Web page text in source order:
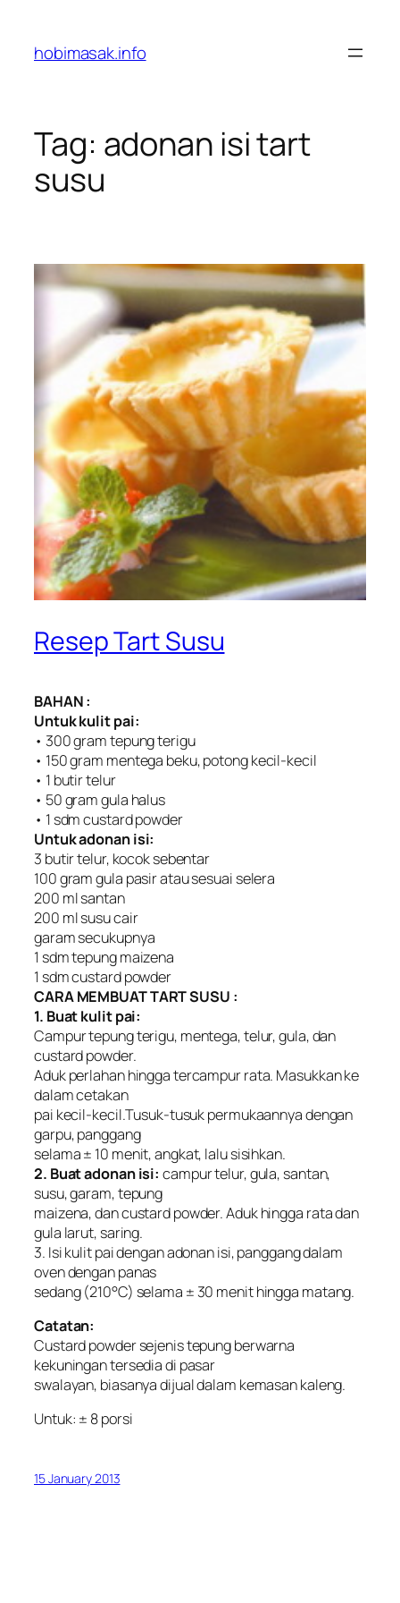
content
hobimasak.info
Tag: adonan isi tart
susu
Resep Tart Susu
BAHAN :
Untuk kulit pai:
• 300 gram tepung terigu
• 150 gram mentega beku, potong kecil-kecil
• 1 butir telur
• 50 gram gula halus
• 1 sdm custard powder
Untuk adonan isi:
3 butir telur, kocok sebentar
100 gram gula pasir atau sesuai selera
200 ml santan
200 ml susu cair
garam secukupnya
1 sdm tepung maizena
1 sdm custard powder
CARA MEMBUAT TART SUSU :
1. Buat kulit pai:
Campur tepung terigu, mentega, telur, gula, dan
custard powder.
Aduk perlahan hingga tercampur rata. Masukkan ke
dalam cetakan
pai kecil-kecil.Tusuk-tusuk permukaannya dengan
garpu, panggang
selama ± 10 menit, angkat, lalu sisihkan.
2. Buat adonan isi: campur telur, gula, santan,
susu, garam, tepung
maizena, dan custard powder. Aduk hingga rata dan
gula larut, saring.
3. Isi kulit pai dengan adonan isi, panggang dalam
oven dengan panas
sedang (210°C) selama ± 30 menit hingga matang.
Catatan:
Custard powder sejenis tepung berwarna
kekuningan tersedia di pasar
swalayan, biasanya dijual dalam kemasan kaleng.
Untuk: ± 8 porsi
15 January 2013